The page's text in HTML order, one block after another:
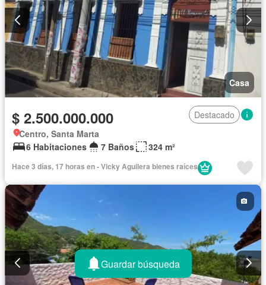
Casa
$ 2.500.000.000
Destacado
Centro, Santa Marta
6 Habitaciones
7 Baños 324 m²
Hace 3 días, 17 horas en - Vicky Aguilera bienes raíces
Guardar búsqueda